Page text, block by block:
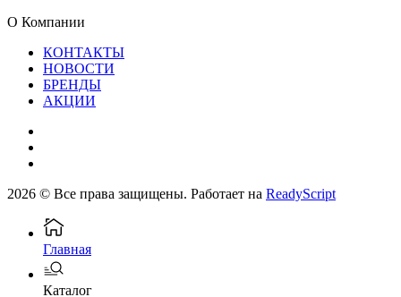
О Компании
КОНТАКТЫ
НОВОСТИ
БРЕНДЫ
АКЦИИ
2026 © Все права защищены. Работает на ReadyScript
Главная
Каталог